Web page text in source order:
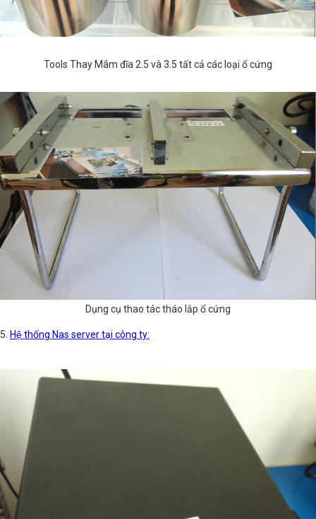
Tools Thay Mâm đĩa 2.5 và 3.5 tất cả các loại ổ cứng
Dụng cụ thao tác tháo lắp ổ cứng
5. Hệ thống Nas server tại công ty: